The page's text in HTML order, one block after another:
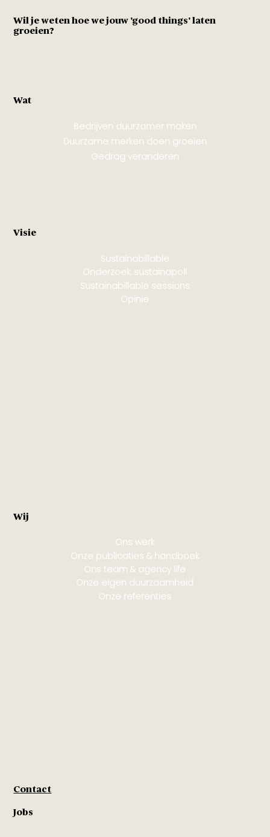
Wij
Ons werk
Onze publicaties & handboek
Ons team & agency life
Onze eigen duurzaamheid
Onze referenties
Wil je weten hoe we jouw 'good things' laten
groeien?
Visie
Sustainabillable
Onderzoek: sustainapoll
Sustainabillable sessions
Opinie
Wat
Bedrijven duurzamer maken
Duurzame merken doen groeien
Gedrag veranderen
Contact
Jobs